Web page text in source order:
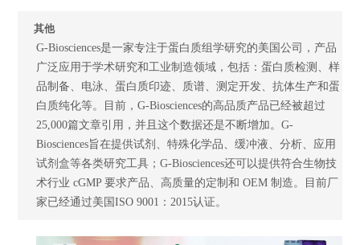
其他
G-Biosciences是一家专注于蛋白质组学研究的美国公司，产品
广泛应用于学术研究和工业制造领域，包括：蛋白质检测、样
品制备、电泳、蛋白质印迹、质谱、测定开发、抗体生产和蛋
白质纯化等。目前，G-Biosciences的高品质产品已经被超过
25,000篇文章引用，并且这个数据还是不断增加。G-
Biosciences旨在提供试剂、特殊化学品、缓冲液、分析、应用
试剂盒等各类研究工具；G-Biosciences还可以提供符合生物技
术行业 cGMP 要求产品、高质量的定制和 OEM 制造。目前厂
家已经通过美国ISO 9001：2015认证。